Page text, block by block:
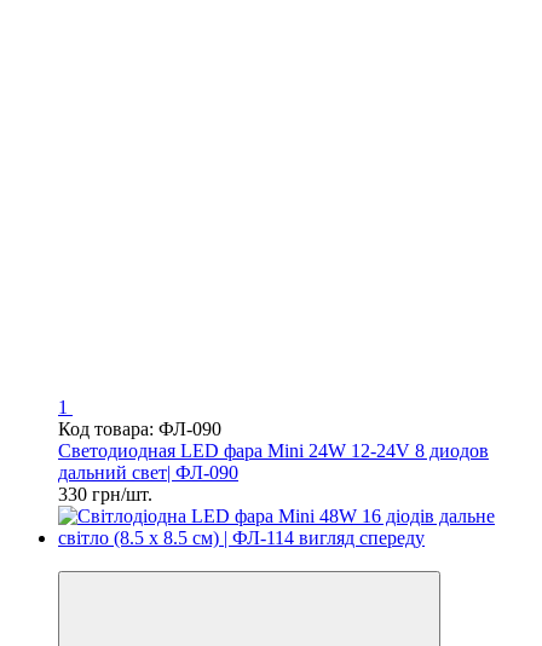
1
Код товара: ФЛ-090
Светодиодная LED фара Mini 24W 12-24V 8 диодов
дальний свет| ФЛ-090
330 грн/шт.